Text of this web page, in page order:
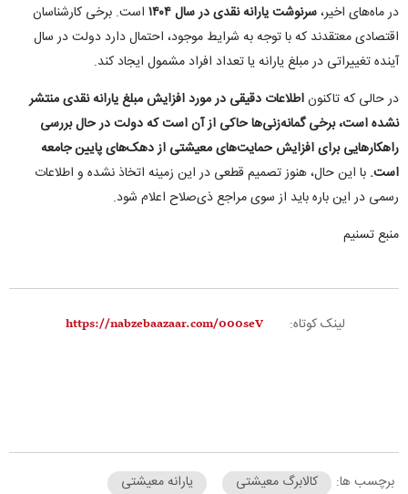
در ماه‌های اخیر،سرنوشت یارانه نقدی در سال۱۴۰۴ است. برخی کارشناسان
اقتصادی معتقدند که با توجه به شرایط موجود، احتمال دارد دولت در سال
آینده تغییراتی در مبلغ یارانه یا تعداد افراد مشمول ایجاد کند.
در حالی که تاکنوناطلاعات دقیقی در مورد افزایش مبلغ یارانه نقدی منتشر
نشده است، برخی گمانه‌زنی‌ها حاکی از آن است که دولت در حال بررسی
راهکارهایی برای افزایش حمایت‌های معیشتی از دهک‌های پایین جامعه
است. با این حال، هنوز تصمیم قطعی در این زمینه اتخاذ نشده و اطلاعات
رسمی در این باره باید از سوی مراجع ذی‌صلاح اعلام شود.
منبع تسنیم
لینک کوتاه:
برچسب ها: کالابرگ معیشتی
یارانه معیشتی